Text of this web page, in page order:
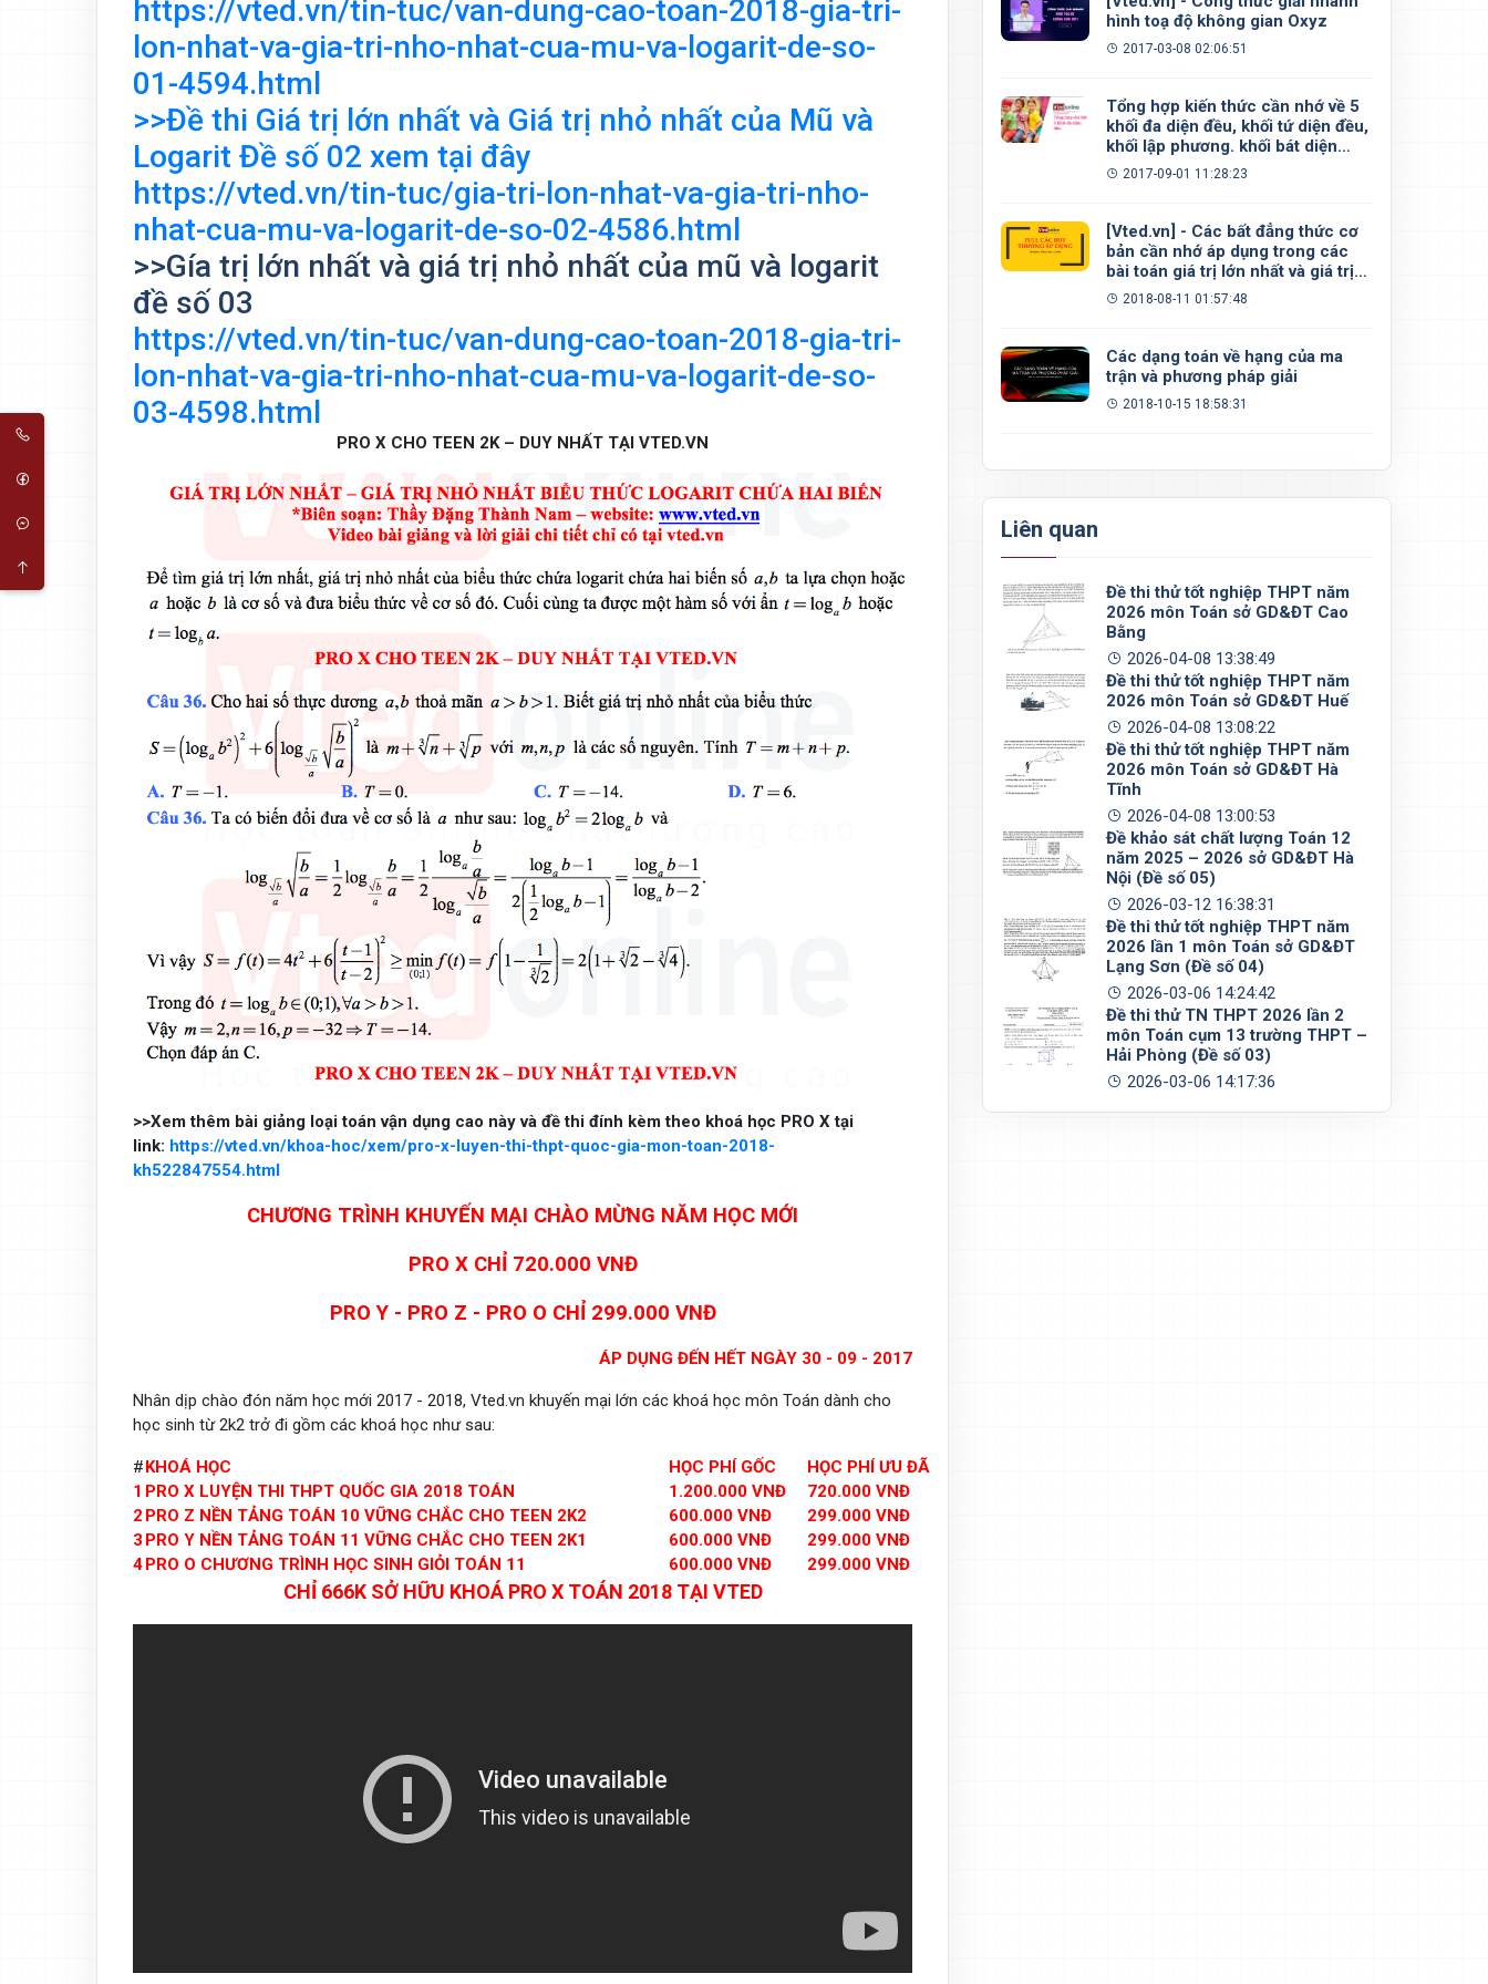
https://vted.vn/tin-tuc/van-dung-cao-toan-2018-gia-tri-
lon-nhat-va-gia-tri-nho-nhat-cua-mu-va-logarit-de-so-
01-4594.html
>>Đề thi Giá trị lớn nhất và Giá trị nhỏ nhất của Mũ và
Logarit Đề số 02 xem tại đây
https://vted.vn/tin-tuc/gia-tri-lon-nhat-va-gia-tri-nho-
nhat-cua-mu-va-logarit-de-so-02-4586.html
>>Gía trị lớn nhất và giá trị nhỏ nhất của mũ và logarit
đề số 03
https://vted.vn/tin-tuc/van-dung-cao-toan-2018-gia-tri-
lon-nhat-va-gia-tri-nho-nhat-cua-mu-va-logarit-de-so-
03-4598.html
PRO X CHO TEEN 2K – DUY NHẤT TẠI VTED.VN
>>Xem thêm bài giảng loại toán vận dụng cao này và đề thi đính kèm theo khoá học PRO X tại
link: https://vted.vn/khoa-hoc/xem/pro-x-luyen-thi-thpt-quoc-gia-mon-toan-2018-
kh522847554.html
CHƯƠNG TRÌNH KHUYẾN MẠI CHÀO MỪNG NĂM HỌC MỚI
PRO X CHỈ 720.000 VNĐ
PRO Y - PRO Z - PRO O CHỈ 299.000 VNĐ
ÁP DỤNG ĐẾN HẾT NGÀY 30 - 09 - 2017
Nhân dịp chào đón năm học mới 2017 - 2018, Vted.vn khuyến mại lớn các khoá học môn Toán dành cho
học sinh từ 2k2 trở đi gồm các khoá học như sau:
#KHOÁ HỌC HỌC PHÍ GỐC
HỌC PHÍ ƯU ĐÃI
1 PRO X LUYỆN THI THPT QUỐC GIA 2018 TOÁN 1.200.000 VNĐ
720.000 VNĐ
2 PRO Z NỀN TẢNG TOÁN 10 VỮNG CHẮC CHO TEEN 2K2 600.000 VNĐ
299.000 VNĐ
3 PRO Y NỀN TẢNG TOÁN 11 VỮNG CHẮC CHO TEEN 2K1 600.000 VNĐ
299.000 VNĐ
4PRO O CHƯƠNG TRÌNH HỌC SINH GIỎI TOÁN 11 600.000 VNĐ 299.000 VNĐ
CHỈ 666K SỞ HỮU KHOÁ PRO X TOÁN 2018 TẠI VTED
hình toạ độ không gian Oxyz
2017-03-08 02:06:51
Tổng hợp kiến thức cần nhớ về 5
khối đa diện đều, khối tứ diện đều,
khối lập phương. khối bát diện
đều, khối 12 mặt đều, khối 20 mặt
2017-09-01 11:28:23
[Vted.vn] - Các bất đẳng thức cơ
bản cần nhớ áp dụng trong các
bài toán giá trị lớn nhất và giá trị
nhỏ nhất
2018-08-11 01:57:48
Các dạng toán về hạng của ma
trận và phương pháp giải
2018-10-15 18:58:31
Liên quan
Đề thi thử tốt nghiệp THPT năm
2026 môn Toán sở GD&ĐT Cao
Bằng
2026-04-08 13:38:49
Đề thi thử tốt nghiệp THPT năm
2026 môn Toán sở GD&ĐT Huế
2026-04-08 13:08:22
Đề thi thử tốt nghiệp THPT năm
2026 môn Toán sở GD&ĐT Hà
Tĩnh
2026-04-08 13:00:53
Đề khảo sát chất lượng Toán 12
năm 2025 – 2026 sở GD&ĐT Hà
Nội (Đề số 05)
2026-03-12 16:38:31
Đề thi thử tốt nghiệp THPT năm
2026 lần 1 môn Toán sở GD&ĐT
Lạng Sơn (Đề số 04)
2026-03-06 14:24:42
Đề thi thử TN THPT 2026 lần 2
môn Toán cụm 13 trường THPT –
Hải Phòng (Đề số 03)
2026-03-06 14:17:36